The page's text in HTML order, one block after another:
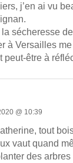
j’en ai vu
la sécheresse de
à Versailles
peut-être à
@ 10:39
tout
vaut quand
des